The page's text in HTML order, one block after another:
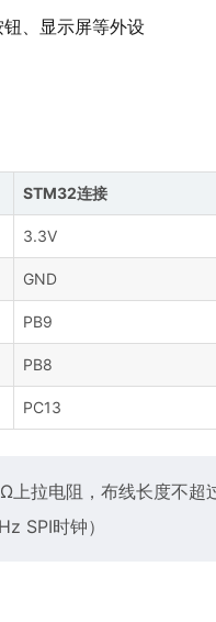
、显示屏等外设
STM32连接
3.3V
GND
PB9
PB8
PC13
拉电阻，布线长度不超
SPI时钟）